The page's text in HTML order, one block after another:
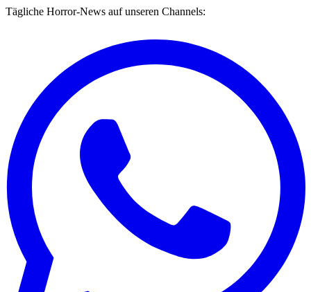
Tägliche Horror-News auf unseren Channels: